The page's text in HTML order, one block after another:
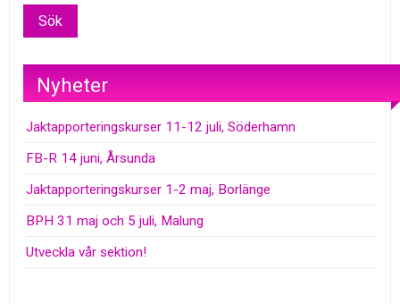
Nyheter
Jaktapporteringskurser 11-12 juli, Söderhamn
FB-R 14 juni, Årsunda
Jaktapporteringskurser 1-2 maj, Borlänge
BPH 31 maj och 5 juli, Malung
Utveckla vår sektion!